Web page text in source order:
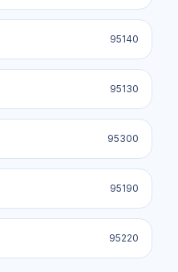
95140
95130
95300
95190
95220